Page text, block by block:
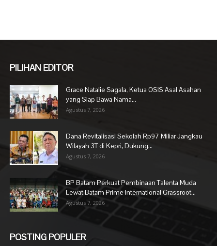
PILIHAN EDITOR
Grace Natalie Sagala, Ketua OSIS Asal Asahan
yang Siap Bawa Nama...
Agustus 7, 2026
Dana Revitalisasi Sekolah Rp97 Miliar Jangkau
Wilayah 3T di Kepri, Dukung...
Agustus 7, 2026
BP Batam Perkuat Pembinaan Talenta Muda
Lewat Batam Prime International Grassroot...
Agustus 7, 2026
POSTING POPULER